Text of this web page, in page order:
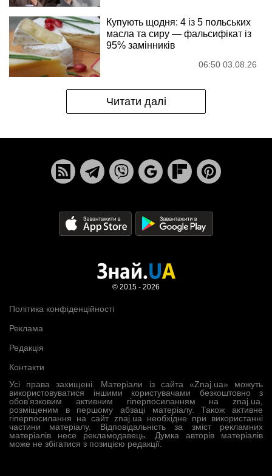
Купують щодня: 4 із 5 польських
масла та сиру — фальсифікат із
95% замінників
06:50 03.08.26
Читати далі
Усі права захищені. Матеріали із сайта «Znaj.ua» можуть
використовуватися іншими користувачами безкоштовно з
обов’язковим активним гіперпосиланням на znaj.ua,
розміщеним в першому абзаці матеріалу. Також активне
гіперпосилання на сайт znaj.ua необхідне при використанні
частини матеріалу. Відповідальність за зміст рекламних
матеріалів несе рекламодавець. Думка авторів матеріалів
може не збігатися з позицією редакції.
Політика конфіденційності
Реклама
Редакція
Контакти
© 2015 - 2026